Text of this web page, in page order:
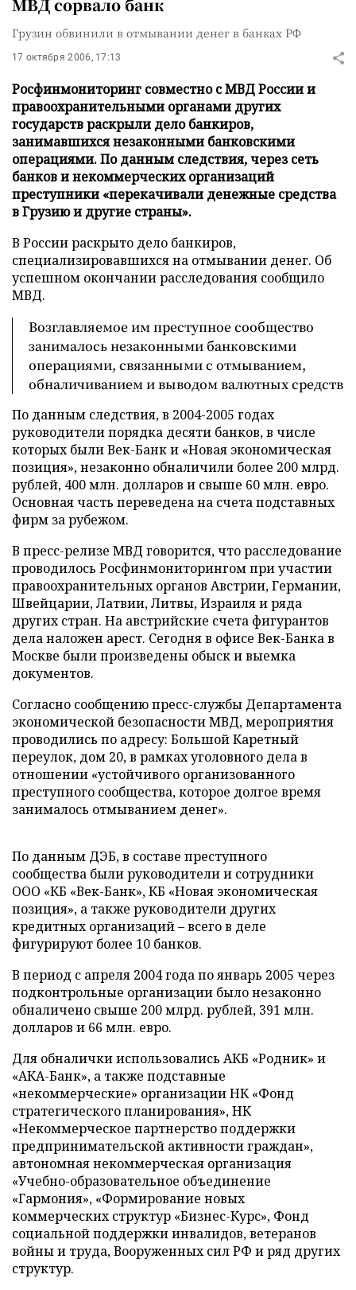
МВД сорвало банк
Грузин обвинили в отмывании денег в банках РФ
17 октября 2006, 17:13
Росфинмониторинг совместно с МВД России и
правоохранительными органами других
государств раскрыли дело банкиров,
занимавшихся незаконными банковскими
операциями. По данным следствия, через сеть
банков и некоммерческих организаций
преступники «перекачивали денежные средства
в Грузию и другие страны».
В России раскрыто дело банкиров,
специализировавшихся на отмывании денег. Об
успешном окончании расследования сообщило
МВД.
Возглавляемое им преступное сообщество
занималось незаконными банковскими
операциями, связанными с отмыванием,
обналичиванием и выводом валютных средств
По данным следствия, в 2004-2005 годах
руководители порядка десяти банков, в числе
которых были Век-Банк и «Новая экономическая
позиция», незаконно обналичили более 200 млрд.
рублей, 400 млн. долларов и свыше 60 млн. евро.
Основная часть переведена на счета подставных
фирм за рубежом.
В пресс-релизе МВД говорится, что расследование
проводилось Росфинмониторингом при участии
правоохранительных органов Австрии, Германии,
Швейцарии, Латвии, Литвы, Израиля и ряда
других стран. На австрийские счета фигурантов
дела наложен арест. Сегодня в офисе Век-Банка в
Москве были произведены обыск и выемка
документов.
Согласно сообщению пресс-службы Департамента
экономической безопасности МВД, мероприятия
проводились по адресу: Большой Каретный
переулок, дом 20, в рамках уголовного дела в
отношении «устойчивого организованного
преступного сообщества, которое долгое время
занималось отмыванием денег».
По данным ДЭБ, в составе преступного
сообщества были руководители и сотрудники
ООО «КБ «Век-Банк», КБ «Новая экономическая
позиция», а также руководители других
кредитных организаций – всего в деле
фигурируют более 10 банков.
В период с апреля 2004 года по январь 2005 через
подконтрольные организации было незаконно
обналичено свыше 200 млрд. рублей, 391 млн.
долларов и 66 млн. евро.
Для обналички использовались АКБ «Родник» и
«АКА-Банк», а также подставные
«некоммерческие» организации НК «Фонд
стратегического планирования», НК
«Некоммерческое партнерство поддержки
предпринимательской активности граждан»,
автономная некоммерческая организация
«Учебно-образовательное объединение
«Гармония», «Формирование новых
коммерческих структур «Бизнес-Курс», Фонд
социальной поддержки инвалидов, ветеранов
войны и труда, Вооруженных сил РФ и ряд других
структур.